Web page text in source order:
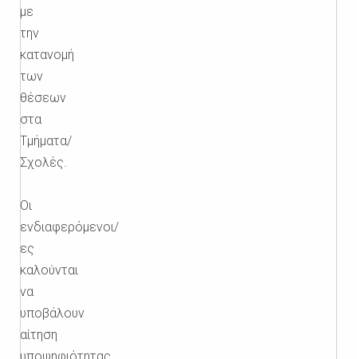
με
την
κατανομή
των
θέσεων
στα
Τμήματα/
Σχολές.
Οι
ενδιαφερόμενοι/
ες
καλούνται
να
υποβάλουν
αίτηση